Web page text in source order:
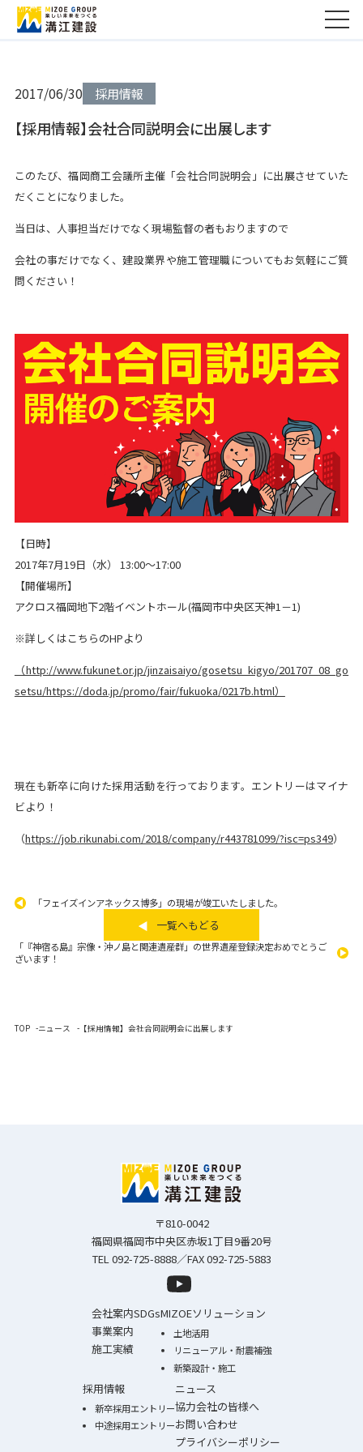
2017/06/30 採用情報
【採用情報】会社合同説明会に出展します
このたび、福岡商工会議所主催「会社合同説明会」に出展させていた
だくことになりました。
当日は、人事担当だけでなく現場監督の者もおりますので
会社の事だけでなく、建設業界や施工管理職についてもお気軽にご質
問ください！
【日時】
2017年7月19日（水） 13:00～17:00
【開催場所】
アクロス福岡地下2階イベントホール(福岡市中央区天神1－1)
※詳しくはこちらのHPより
（http://www.fukunet.or.jp/jinzaisaiyo/gosetsu_kigyo/201707_08_go
setsu/https://doda.jp/promo/fair/fukuoka/0217b.html）
現在も新卒に向けた採用活動を行っております。エントリーはマイナ
ビより！
（https://job.rikunabi.com/2018/company/r443781099/?isc=ps349）
「フェイズインアネックス博多」の現場が竣工いたしました。
一覧へもどる
「『神宿る島』宗像・沖ノ島と関連遺産群」の世界遺産登録決定おめでとうご
ざいます！
TOP ニュース 【採用情報】会社合同説明会に出展します
〒810-0042
福岡県福岡市中央区赤坂1丁目9番20号
TEL 092-725-8888／FAX 092-725-5883
会社案内
事業案内
施工実績
SDGsMIZOEソリューション
土地活用
リニューアル・耐震補強
新築設計・施工
採用情報
新卒採用エントリー
中途採用エントリー
ニュース
協力会社の皆様へ
お問い合わせ
プライバシーポリシー